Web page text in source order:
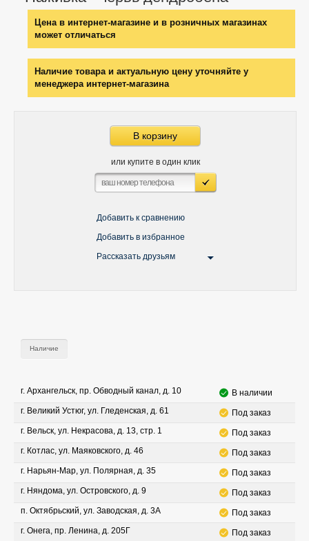
Цена в интернет-магазине и в розничных магазинах
может отличаться
Наличие товара и актуальную цену уточняйте у
менеджера интернет-магазина
В корзину
или купите в один клик
Добавить к сравнению
Добавить в избранное
Рассказать друзьям
Наличие
г. Архангельск, пр. Обводный канал, д. 10
В наличии
г. Великий Устюг, ул. Гледенская, д. 61
Под заказ
г. Вельск, ул. Некрасова, д. 13, стр. 1
Под заказ
г. Котлас, ул. Маяковского, д. 46
Под заказ
г. Нарьян-Мар, ул. Полярная, д. 35
Под заказ
г. Няндома, ул. Островского, д. 9
Под заказ
п. Октябрьский, ул. Заводская, д. 3А
Под заказ
г. Онега, пр. Ленина, д. 205Г
Под заказ